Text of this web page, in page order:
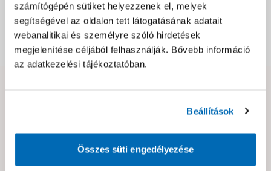
számítógépén sütiket helyezzenek el, melyek
segítségével az oldalon tett látogatásának adatait
webanalitikai és személyre szóló hirdetések
megjelenítése céljából felhasználják. Bővebb információ
az adatkezelési tájékoztatóban.
Beállítások
Összes süti engedélyezése
Csomagolási és súly információk
Dokumentumok, felelős személy
Neked ajánljuk!